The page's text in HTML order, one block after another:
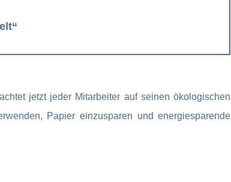
jetzt jeder Mitarbeiter auf seinen ökologischen
Papier einzusparen und energiesparende